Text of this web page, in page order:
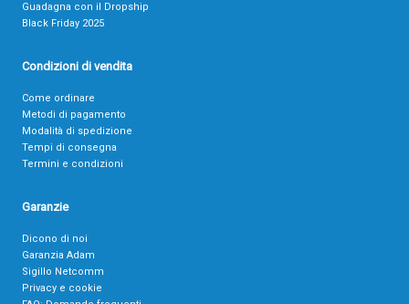
Guadagna con il Dropship
Black Friday 2025
Condizioni di vendita
Come ordinare
Metodi di pagamento
Modalità di spedizione
Tempi di consegna
Termini e condizioni
Garanzie
Dicono di noi
Garanzia Adam
Sigillo Netcomm
Privacy e cookie